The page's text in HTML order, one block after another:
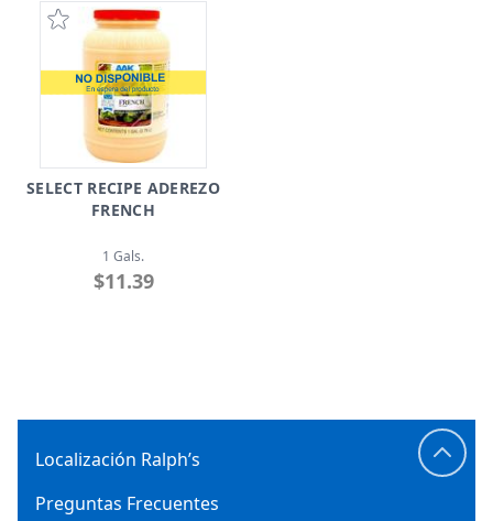
SELECT RECIPE ADEREZO
FRENCH
1 Gals.
$11.39
Localización Ralph’s
Preguntas Frecuentes